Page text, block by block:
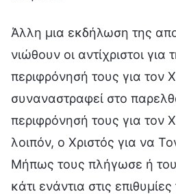
Άλλη μια εκδήλωση της
νιώθουν οι αντίχριστοι για
περιφρόνησή τους για τον
συναναστραφεί στο
περιφρόνησή τους για τον
λοιπόν, ο Χριστός για να
Μήπως τους πλήγωσε ή
κάτι ενάντια στις